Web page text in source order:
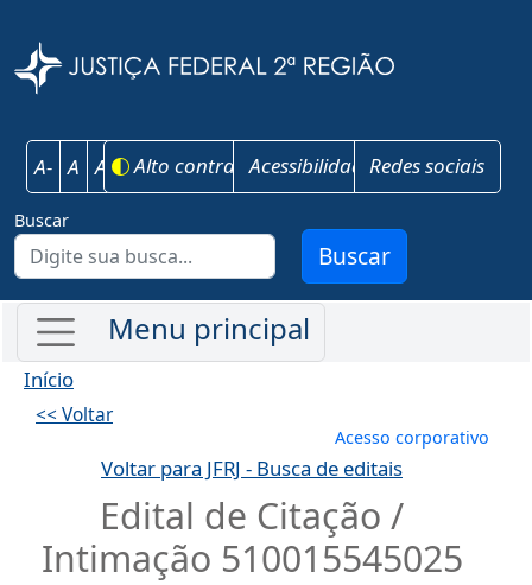
A- A A+ Alto contrasteAcessibilidadeRedes sociais
Buscar
Buscar
Início
<< Voltar
Menu de
Acesso corporativo
Voltar para JFRJ - Busca de editais
Edital de Citação /
Intimação 510015545025